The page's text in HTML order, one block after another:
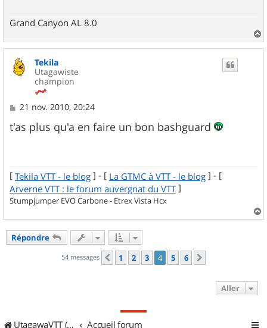
Grand Canyon AL 8.0
a
u
Tekila
Utagawiste
champion
M
s
s
21 nov. 2010, 20:24
t'as plus qu'a en faire un bon bashguard
[ Tekila VTT - le blog ] - [ La GTMC à VTT - le blog ] - [
Arverne VTT : le forum auvergnat du VTT ]
Stumpjumper EVO Carbone - Etrex Vista Hcx
a
Répondre
54 messages Précédent
1 2 3 4 5 6
Aller
UtagawaVTT (Randos VTT et VTTAE avec traces GPS) Accueil forum